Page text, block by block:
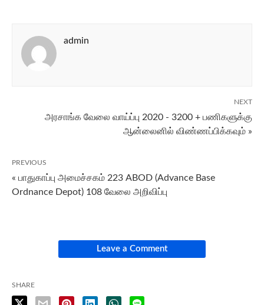
admin
NEXT
அரசாங்க வேலை வாய்ப்பு 2020 - 3200 + பணிகளுக்கு
ஆன்லைனில் விண்ணப்பிக்கவும் »
PREVIOUS
« பாதுகாப்பு அமைச்சகம் 223 ABOD (Advance Base
Ordnance Depot) 108 வேலை அறிவிப்பு
Leave a Comment
SHARE